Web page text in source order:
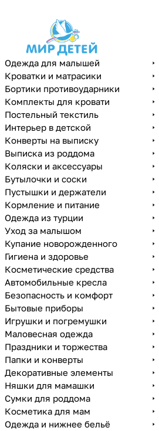
Одежда для малышей
Кроватки и матрасики
Бортики противоударники
Комплекты для кровати
Постельный текстиль
Интерьер в детской
Конверты на выписку
Выписка из роддома
Коляски и аксессуары
Бутылочки и соски
Пустышки и держатели
Кормление и питание
Одежда из турции
Уход за малышом
Купание новорожденного
Гигиена и здоровье
Косметические средства
Автомобильные кресла
Безопасность и комфорт
Бытовые приборы
Игрушки и погремушки
Маловесная одежда
Праздники и торжества
Папки и конверты
Декоративные элементы
Няшки для мамашки
Сумки для роддома
Косметика для мам
Одежда и нижнее бельё